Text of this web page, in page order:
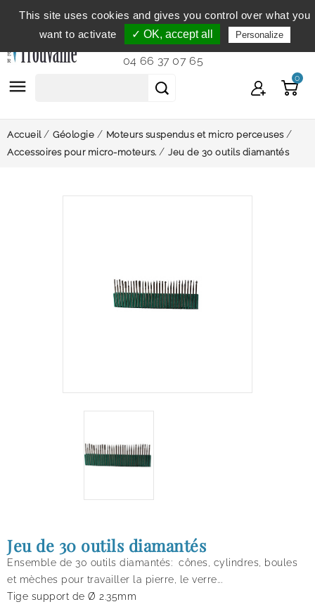
Service clientèle
du lundi au vendredi de 9h à 12h et
de 14h à 18h...
04 66 37 07 65
 0
Accueil Géologie
Moteurs suspendus et micro perceuses
Accessoires pour micro-moteurs.
Jeu de 30 outils diamantés
Jeu de 30 outils diamantés
Ensemble de 30 outils diamantés: cônes, cylindres, boules
et mèches pour travailler la pierre, le verre...
Tige support de Ø 2.35mm
This site uses cookies and gives you control over what you
want to activate
✓ OK, accept all Personalize